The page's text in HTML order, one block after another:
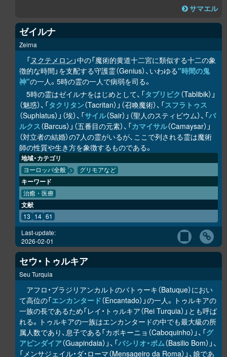
サマエル
ゼイルナ
Zeirna
「ヌクテメロン 」中の「魔術的黄道十二宮に類似する十二の象
徴的な時間」を支配する守護霊（Genius）、いわゆる"時間の鬼
神"の一人。5時の霊の一人で病弱を司る。
5時の霊はゼイルナをはじめとして、「タブリビク （Tablibik）」
（魅惑）、「タクリタン（Tacritan）」（召喚魔術）、「スフラトゥス
（Suphlatus）」（埃）、「サイル（Sair）」（聖人のスティビウム）、「バ
ルクス（Barcus）」（五番目の元素）、「カマイサル（Camaysar）」
（対立者の結婚）の7人の霊がいるが、ここで列される霊は魔術
師の性質や生き方を象徴するものである。
地域・カテゴリ
ヨーロッパ全般 グリモアなど
キーワード
治癒・医療
文献
13 14 61
Last-update:
2026-02-01
セウ・トゥルキア
Seu Turquia
アフロ・ブラジリアンカルトのバトゥーキ（Batuque）におい
て高位の「エンカンタード（Encantado）」の一人。トゥルキアの
一族の長であるため「レイ・トゥルキア（Rei Turquia）」とも呼ば
れる。トゥルキアの一族はエンカンタードの中でも最大級の所
属人数であり、息子である「カボキーニョ（Caboquinho）」、「グ
アピンダイア（Guapindaia）」、「バシリオ・ボム（Basilio Bom）」、
「メンサジェイル・ダ・ローマ（Mensageiro da Roma）」、娘であ